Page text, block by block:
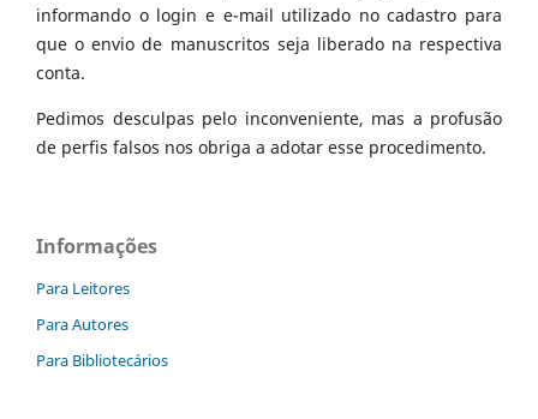
informando o login e e-mail utilizado no cadastro para
que o envio de manuscritos seja liberado na respectiva
conta.
Pedimos desculpas pelo inconveniente, mas a profusão
de perfis falsos nos obriga a adotar esse procedimento.
Informações
Para Leitores
Para Autores
Para Bibliotecários